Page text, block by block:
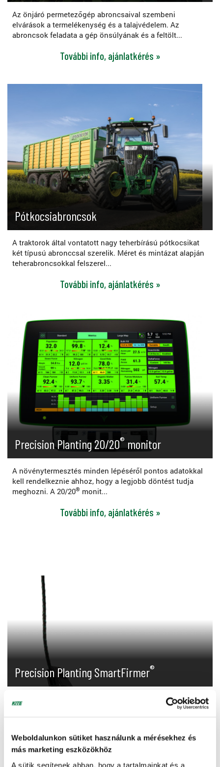
Weboldalunkon sütiket használunk a mérésekhez és
más marketing eszközökhöz
A sütik segítenek abban, hogy a tartalmainkat és a
Az önjáró permetezőgép abroncsaival szembeni
elvárások a termelékenység és a talajvédelem. Az
abroncsok feladata a gép önsúlyának és a feltölt...
További info, ajánlatkérés »
Pótkocsiabroncsok
A traktorok által vontatott nagy teherbírású pótkocsikat
két típusú abronccsal szerelik. Méret és mintázat alapján
teherabroncsokkal felszerel...
További info, ajánlatkérés »
Precision Planting 20/20® monitor
A növénytermesztés minden lépéséről pontos adatokkal
kell rendelkeznie ahhoz, hogy a legjobb döntést tudja
meghozni. A 20/20® monit...
További info, ajánlatkérés »
Precision Planting SmartFirmer®
A csírázás megindításához és fenntartásához három
kritikus komponens kell: meleg, nedvesség és oxigén. E
nélkül a három komponens nélkül a gyo...
További info, ajánlatkérés »